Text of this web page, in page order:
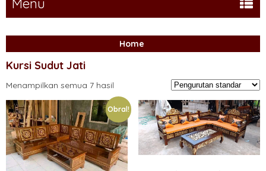
Menu
Home
Kursi Sudut Jati
Menampilkan semua 7 hasil
Obral!